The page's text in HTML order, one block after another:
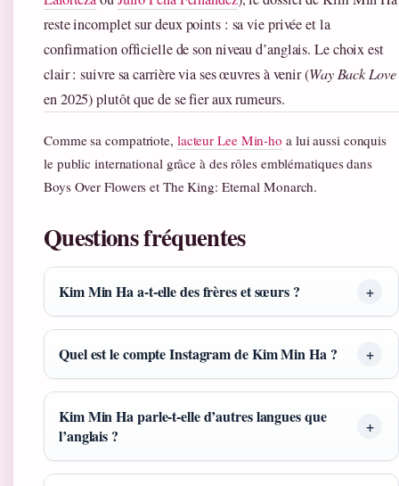
reste incomplet sur deux points : sa vie privée et la
confirmation officielle de son niveau d’anglais. Le choix est
clair : suivre sa carrière via ses œuvres à venir (Way Back Love
en 2025) plutôt que de se fier aux rumeurs.
Comme sa compatriote, lacteur Lee Min-ho a lui aussi conquis
le public international grâce à des rôles emblématiques dans
Boys Over Flowers et The King: Eternal Monarch.
Questions fréquentes
Kim Min Ha a-t-elle des frères et sœurs ?
Quel est le compte Instagram de Kim Min Ha ?
Kim Min Ha parle-t-elle d’autres langues que
l’anglais ?